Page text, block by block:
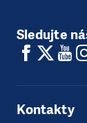
Sledujte
Kontakty